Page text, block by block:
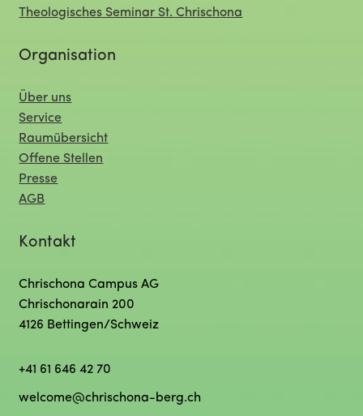
Theologisches Seminar St. Chrischona
Organisation
Über uns
Service
Raumübersicht
Offene Stellen
Presse
AGB
Kontakt
Chrischona Campus AG
Chrischonarain 200
4126 Bettingen/Schweiz
+41 61 646 42 70
welcome@chrischona-berg.ch